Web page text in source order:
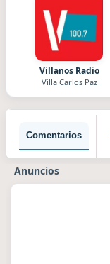
Villanos Radio
Villa Carlos Paz
Comentarios
Anuncios